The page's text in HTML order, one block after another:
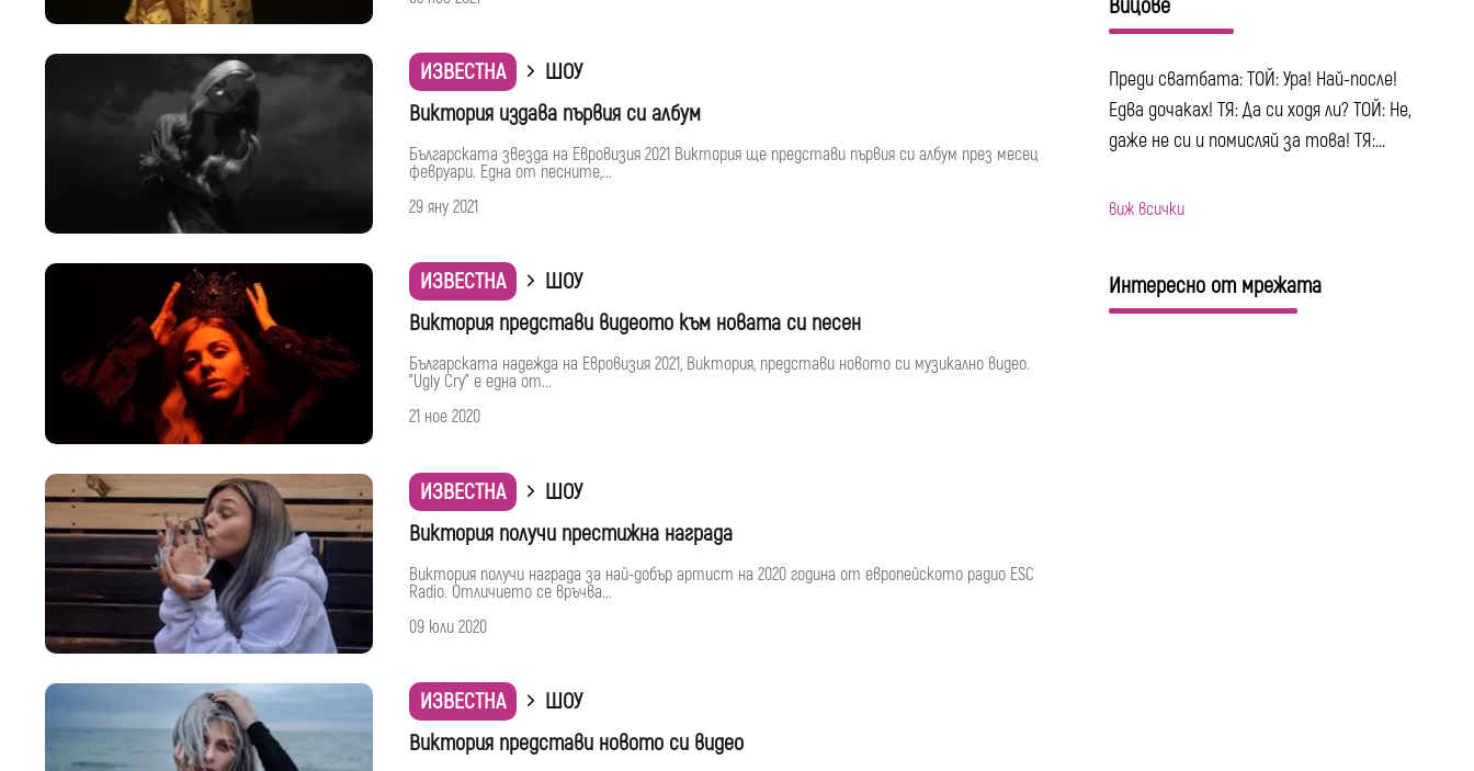
ИЗВЕСТНА
ШОУ
Виктория издава първия си албум
Българската звезда на Евровизия 2021 Виктория ще представи първия си албум през месец
февруари. Една от песните,...
29 яну 2021
ИЗВЕСТНА
ШОУ
Виктория представи видеото към новата си песен
Българската надежда на Евровизия 2021, Виктория, представи новото си музикално видео.
"Ugly Cry" е една от...
21 ное 2020
ИЗВЕСТНА
ШОУ
Виктория получи престижна награда
Виктория получи награда за най-добър артист на 2020 година от европейското радио ESC
Radio. Отличието се връчва...
09 юли 2020
ИЗВЕСТНА
ШОУ
Виктория представи новото си видео
Вицове
Преди сватбата: ТОЙ: Ура! Най-после!
Едва дочаках! ТЯ: Да си ходя ли? ТОЙ: Не,
даже не си и помисляй за това! ТЯ:...
виж всички
Интересно от мрежата